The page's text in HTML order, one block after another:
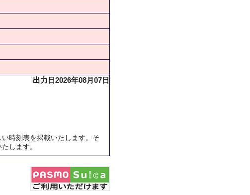
出力日2026年08月07日
時刻表を掲載いたします。そ
します。